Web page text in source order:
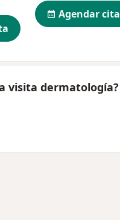
Agendar cita
visita dermatología?